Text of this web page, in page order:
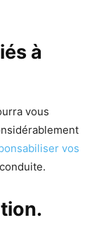
à
vous
vos